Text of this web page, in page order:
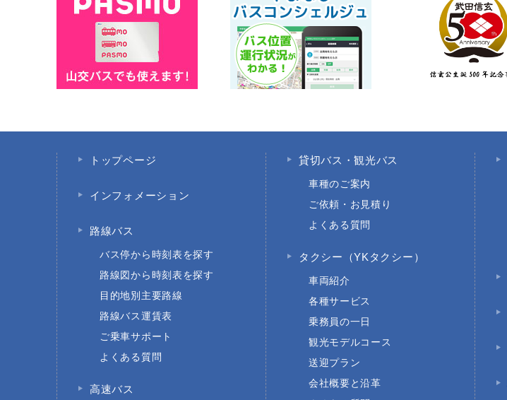
トップページ
インフォメーション
路線バス
バス停から時刻表を探す
路線図から時刻表を探す
目的地別主要路線
路線バス運賃表
ご乗車サポート
よくある質問
高速バス
貸切バス・観光バス
車種のご案内
ご依頼・お見積り
よくある質問
タクシー（YKタクシー）
車両紹介
各種サービス
乗務員の一日
観光モデルコース
送迎プラン
会社概要と沿革